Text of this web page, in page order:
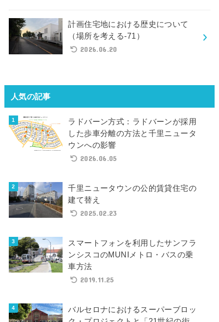
計画住宅地における歴史について
（場所を考える-71）
2026.06.20
人気の記事
ラドバーン方式：ラドバーンが採用
した歩車分離の方法と千里ニュータ
ウンへの影響
2026.06.05
千里ニュータウンの公的賃貸住宅の
建て替え
2025.02.23
スマートフォンを利用したサンフラ
ンシスコのMUNIメトロ・バスの乗
車方法
2019.11.25
バルセロナにおけるスーパーブロッ